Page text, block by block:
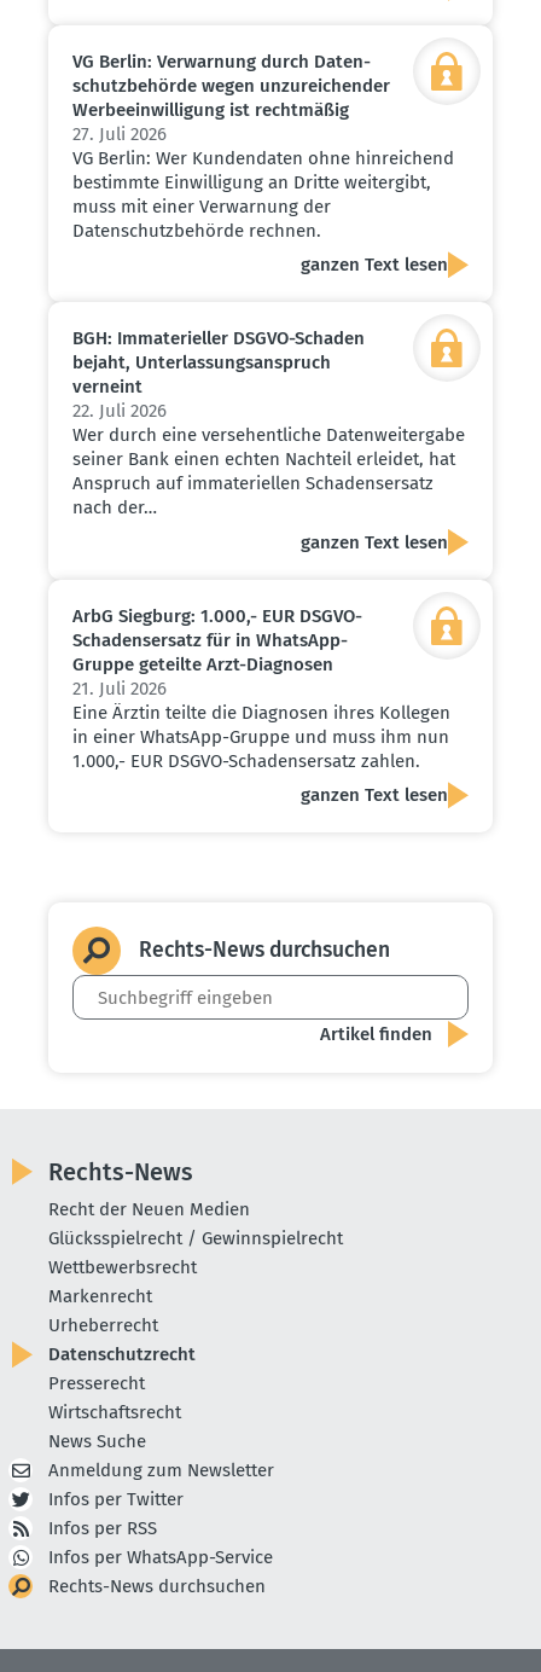
VG Berlin: Verwarnung durch Daten­
schutz­be­hörde wegen unzurei­chender
Werbe­ein­wil­ligung ist recht­mäßig
27. Juli 2026
VG Berlin: Wer Kundendaten ohne hinreichend
bestimmte Einwilligung an Dritte weitergibt,
muss mit einer Verwarnung der
Datenschutzbehörde rechnen.
ganzen Text lesen
BGH: Immate­ri­eller DSGVO-Schaden
bejaht, Unter­las­sungs­an­spruch
verneint
22. Juli 2026
Wer durch eine versehentliche Datenweitergabe
seiner Bank einen echten Nachteil erleidet, hat
Anspruch auf immateriellen Schadensersatz
nach der…
ganzen Text lesen
ArbG Siegburg: 1.000,- EUR DSGVO-
Schadens­ersatz für in WhatsApp-
Gruppe geteilte Arzt-Diagnosen
21. Juli 2026
Eine Ärztin teilte die Diagnosen ihres Kollegen
in einer WhatsApp-Gruppe und muss ihm nun
1.000,- EUR DSGVO-Schadensersatz zahlen.
ganzen Text lesen
Rechts-News durch­suchen
Rechts-News
Recht der Neuen Medien
Glücksspielrecht / Gewinnspielrecht
Wettbewerbsrecht
Markenrecht
Urheberrecht
Datenschutzrecht
Presserecht
Wirtschaftsrecht
News Suche
Anmeldung zum Newsletter
Infos per Twitter
Infos per RSS
Infos per WhatsApp-Service
Rechts-News durchsuchen